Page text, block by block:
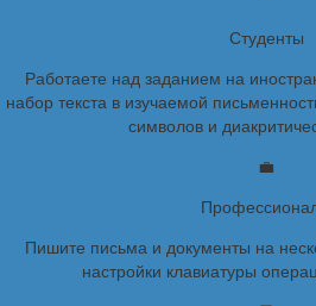
Студенты
Работаете над заданием на
набор текста в изучаемой
символов и
💼
Пишите письма и документы на
настройки клавиатуры